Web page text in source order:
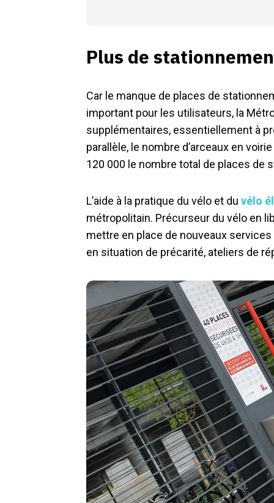
Plus de
Car le manque de places de
important pour les utilisateurs, la
supplémentaires, essentiellement à
parallèle, le nombre d’arceaux en
120 000 le nombre total de places de
L’aide à la pratique du vélo et du vélo
métropolitain. Précurseur du vélo en
mettre en place de nouveaux
en situation de précarité, ateliers de